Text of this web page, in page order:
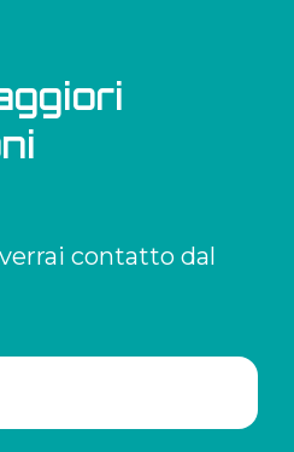
contatto dal